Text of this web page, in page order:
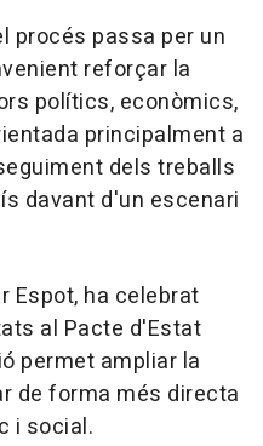
procés passa per un
reforçar la
polítics, econòmics,
principalment a
dels treballs
davant d'un escenari
Espot, ha celebrat
al Pacte d'Estat
permet ampliar la
de forma més directa
i social.